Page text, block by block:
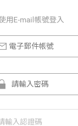
⽤E-mail帳號登入